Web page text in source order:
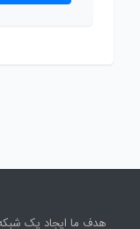
هدف ما ایجاد یک